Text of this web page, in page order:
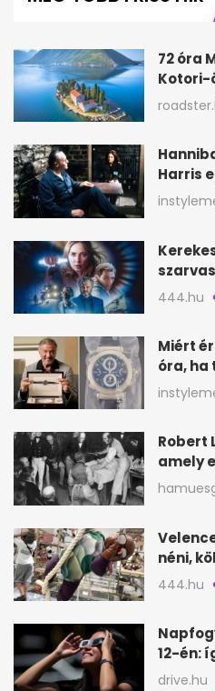
minute,
72 óra
Kotori-
Harris
ismerte
444.hu
Miért
óra,
hozzá?
Robert
amely
életet
néni,
és
444.hu
12-én:
drive.hu